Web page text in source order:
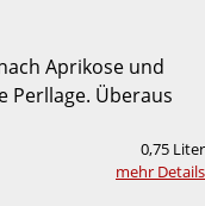
Aprikose und
Perllage. Überaus
0,75 Liter
mehr Details